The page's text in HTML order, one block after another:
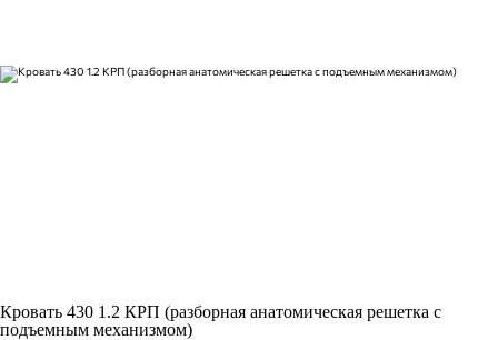
Кровать 430 1.2 КРП (разборная анатомическая решетка с
подъемным механизмом)